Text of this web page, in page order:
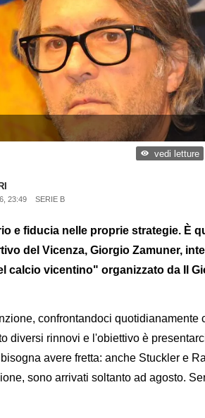
vedi letture
23:49 SERIE B
e fiducia nelle proprie strategie. È
del Vicenza, Giorgio Zamuner,
calcio vicentino" organizzato da Il
confrontandoci quotidianamente
diversi rinnovi e l'obiettivo è
avere fretta: anche Stuckler e
sono arrivati soltanto ad agosto.